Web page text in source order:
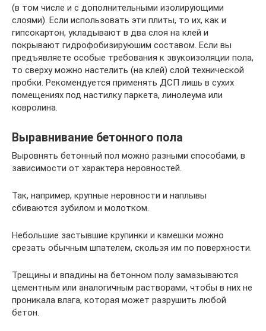
(в том числе и с дополнительными изолирующими
слоями). Если использовать эти плиты, то их, как и
гипсокартон, укладывают в два слоя на клей и
покрывают гидрофобизируюшим составом. Если вы
предъявляете особые требования к звукоизоляции пола,
то сверху можно настелить (на клей) слой технической
пробки. Рекомендуется применять ДСП лишь в сухих
помещениях под настилку паркета, линолеума или
ковролина.
Выравнивание бетонного пола
Выровнять бетонный пол можно разными способами, в
зависимости от характера неровностей.
Так, например, крупные неровности и наплывы
сбиваются зубилом и молотком.
Небольшие застывшие крупинки и камешки можно
срезать обычным шпателем, скользя им по поверхности.
Трещины и впадины на бетонном полу замазываются
цементным или аналогичным растворами, чтобы в них не
проникала влага, которая может разрушить любой
бетон.